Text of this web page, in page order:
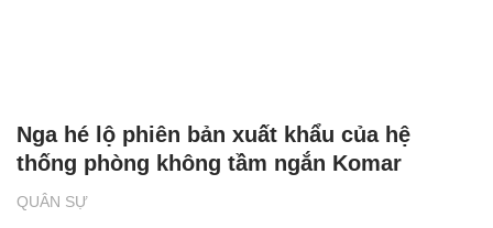
QUÂN SỰ
Nga hé lộ phiên bản xuất khẩu của hệ
thống phòng không tầm ngắn Komar